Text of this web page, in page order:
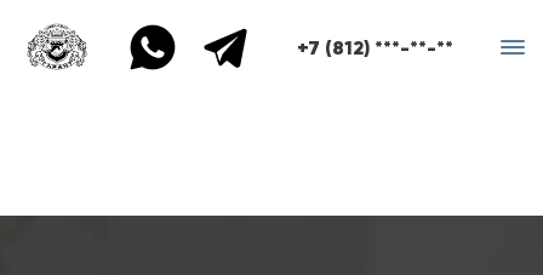
+7 (812) ***-**-**